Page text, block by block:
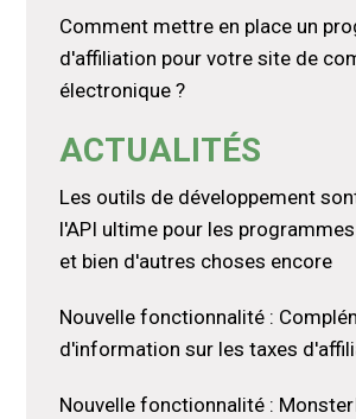
Comment mettre en place un
d'affiliation pour votre site de
électronique ?
ACTUALITÉS
Les outils de développement
l'API ultime pour les
et bien d'autres choses encore
Nouvelle fonctionnalité :
d'information sur les taxes
Nouvelle fonctionnalité :